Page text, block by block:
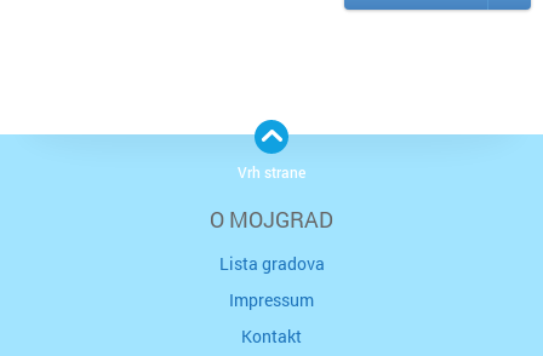
O MOJGRAD
Lista gradova
Impressum
Kontakt
Vrh strane